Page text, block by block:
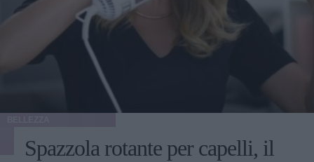
Spazzola rotante per capelli, il